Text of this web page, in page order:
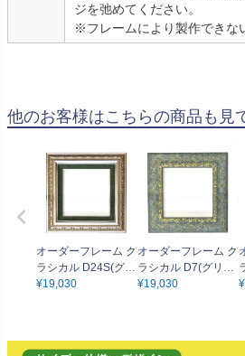
ジを弛めてください。
※フレームにより製作できな
他のお客様はこちらの商品も見
オーダーフレーム ク
ラシカル D24S(グリ
ーン) 2辺合計最大17
¥19,030
オーダーフレーム ク
ラシカル D7(グリー
ン) 2辺合計最大170
¥19,030 ¥